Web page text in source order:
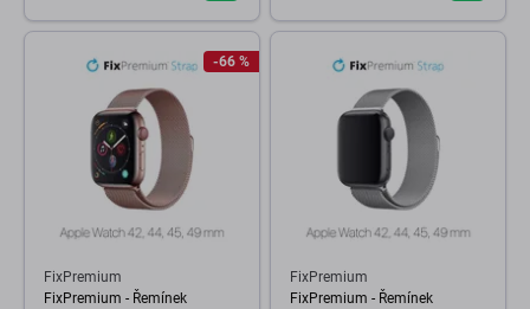
-66 %
FixPremium
FixPremium - Řemínek
FixPremium
FixPremium - Řemínek